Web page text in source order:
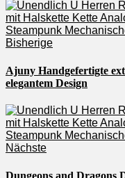
Bisherige
Ajuny Handgefertigte
elegantem Design
Nächste